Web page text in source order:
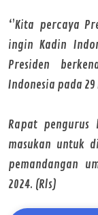
‘’Kita percaya
ingin Kadin
Presiden
Indonesia pada 29
Rapat pengurus
masukan untuk
pemandangan
2024. (Rls)